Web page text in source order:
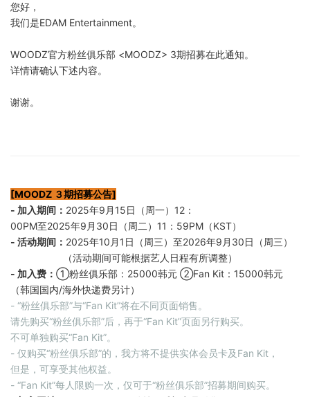
您好，
我们是EDAM Entertainment。
WOODZ官方粉丝俱乐部 <MOODZ> 3期招募在此通知。
详情请确认下述内容。
谢谢。
[MOODZ ３期招募公告]
- 加入期间： 2025年9月15日（周一）12：
00PM至2025年9月30日（周二）11：59PM（KST）
- 活动期间： 2025年10月1日（周三）至2026年9月30日（周三）
（活动期间可能根据艺人日程有所调整）
- 加入费： ①粉丝俱乐部：25000韩元 ②Fan Kit：15000韩元
（韩国国内/海外快递费另计）
- “粉丝俱乐部”与“Fan Kit”将在不同页面销售。
请先购买“粉丝俱乐部”后，再于“Fan Kit”页面另行购买。
不可单独购买“Fan Kit”。
- 仅购买“粉丝俱乐部”的，我方将不提供实体会员卡及Fan Kit，
但是，可享受其他权益。
- “Fan Kit”每人限购一次，仅可于“粉丝俱乐部”招募期间购买。